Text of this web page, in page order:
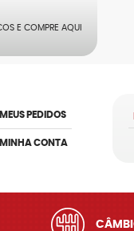
E COMPRE AQUI
MEUS PEDIDOS
MINHA CONTA